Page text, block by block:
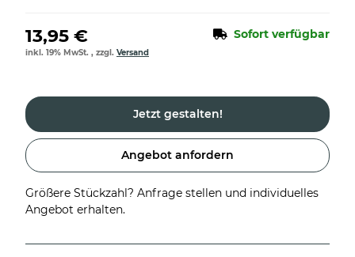
13,95 € Sofort verfügbar
inkl. 19% MwSt. , zzgl. Versand
Jetzt gestalten!
Angebot anfordern
Größere Stückzahl? Anfrage stellen und individuelles
Angebot erhalten.